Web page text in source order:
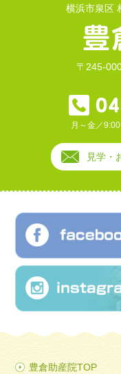
横浜市泉区
〒245-
月～金／
見学・
豊倉助産院TOP